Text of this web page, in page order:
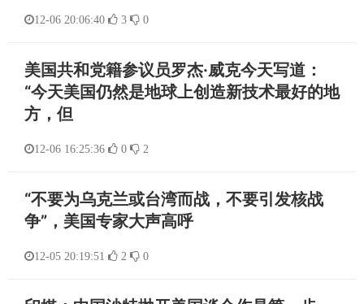
12-06 20:06:40 3 0
美国共和党籍参议员罗杰·威克今天写道：
“今天美国仍然是地球上创造新技术最好的地
方，但
12-06 16:25:36 0 2
“不要为乌克兰或台湾而战，不要引发核战
争”，美国专家大声高呼
12-05 20:19:51 2 0